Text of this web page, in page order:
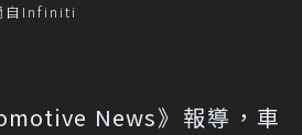
自Infiniti
News》報導，車